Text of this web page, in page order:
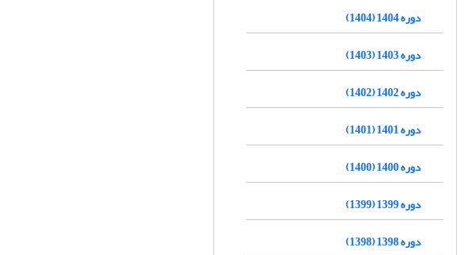
دوره 1404 (1404)
دوره 1403 (1403)
دوره 1402 (1402)
دوره 1401 (1401)
دوره 1400 (1400)
دوره 1399 (1399)
دوره 1398 (1398)